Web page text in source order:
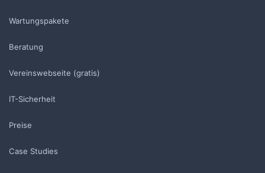
Wartungspakete
Beratung
Vereinswebseite (gratis)
IT-Sicherheit
Preise
Case Studies